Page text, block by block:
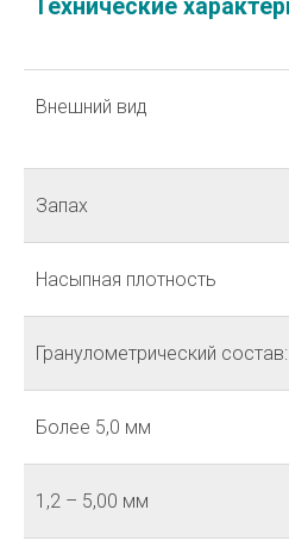
Внешний вид
Запах
Насыпная плотность
Гранулометрический состав:
Более 5,0 мм
1,2 – 5,00 мм